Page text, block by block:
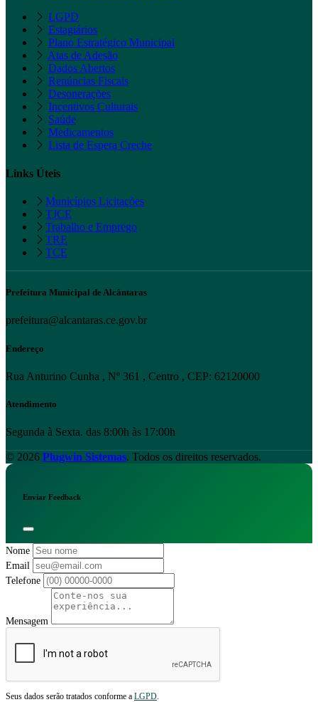
LGPD
Estagiários
Plano Estratégico Municipal
Atas de Adesão
Dados Abertos
Renúncias Fiscais
Desonerações
Incentivos Culturais
Saúde
Medicamentos
Lista de Espera Creche
Links Úteis
Municípios Licitações
TJCE
Trabalho e Emprego
TRE
TCE
Prefeitura Municipal de Alcântaras
prefeitura@alcantaras.ce.gov.br
Endereço
Rua Anturino Cunha , Nº 361 , Centro , CEP: 62120000
Atendimento
Segunda à Sexta. das 8:00h às 17:00h
© 2026 Plugwin Sistemas. Todos os direitos reservados.
Enviar Feedback
Nome
Email
Telefone
Mensagem
Seus dados serão tratados conforme a LGPD.